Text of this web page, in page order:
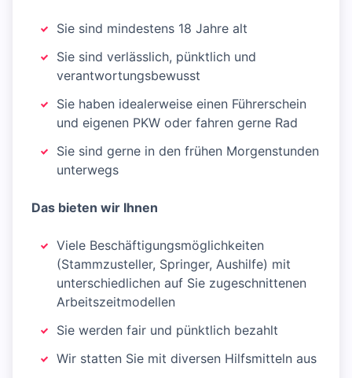
Sie sind mindestens 18 Jahre alt
Sie sind verlässlich, pünktlich und
verantwortungsbewusst
Sie haben idealerweise einen Führerschein
und eigenen PKW oder fahren gerne Rad
Sie sind gerne in den frühen Morgenstunden
unterwegs
Das bieten wir Ihnen
Viele Beschäftigungsmöglichkeiten
(Stammzusteller, Springer, Aushilfe) mit
unterschiedlichen auf Sie zugeschnittenen
Arbeitszeitmodellen
Sie werden fair und pünktlich bezahlt
Wir statten Sie mit diversen Hilfsmitteln aus